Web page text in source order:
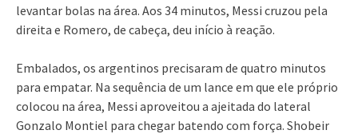
levantar bolas na área. Aos 34 minutos, Messi cruzou pela
direita e Romero, de cabeça, deu início à reação.
Embalados, os argentinos precisaram de quatro minutos
para empatar. Na sequência de um lance em que ele próprio
colocou na área, Messi aproveitou a ajeitada do lateral
Gonzalo Montiel para chegar batendo com força. Shobeir